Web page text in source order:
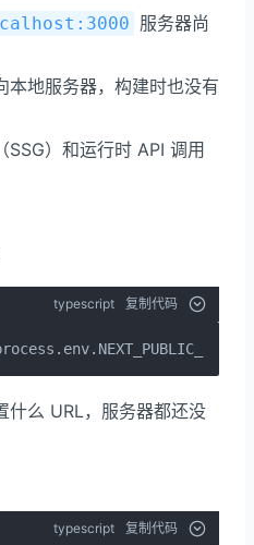
服务器尚
本地服务器，构建时也没有
）和运行时 API 调用
typescript 复制代码
什么 URL，服务器都还没
typescript 复制代码